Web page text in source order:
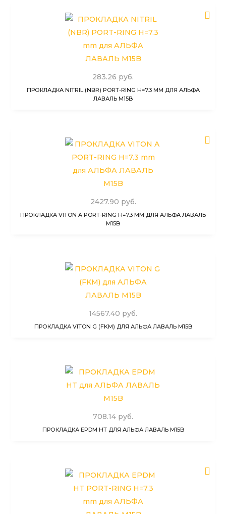
283.26 руб.
ПРОКЛАДКА NITRIL (NBR) PORT-RING H=7.3 MM ДЛЯ АЛЬФА
ЛАВАЛЬ M15B
2427.90 руб.
ПРОКЛАДКА VITON A PORT-RING H=7.3 MM ДЛЯ АЛЬФА ЛАВАЛЬ
M15B
14567.40 руб.
ПРОКЛАДКА VITON G (FKM) ДЛЯ АЛЬФА ЛАВАЛЬ M15B
708.14 руб.
ПРОКЛАДКА EPDM HT ДЛЯ АЛЬФА ЛАВАЛЬ M15B